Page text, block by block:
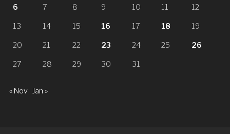
6 7 8 9 10 11 12
13 14 15 16 17 18 19
20 21 22 23 24 25 26
27 28 29 30 31
« Nov Jan »